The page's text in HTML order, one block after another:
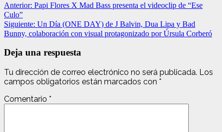
Anterior: Papi Flores X Mad Bass presenta el videoclip de “Ese
Culo”
Siguiente: Un Día (ONE DAY) de J Balvin, Dua Lipa y Bad
Bunny, colaboración con visual protagonizado por Úrsula Corberó
Deja una respuesta
Tu dirección de correo electrónico no será publicada. Los
campos obligatorios están marcados con *
Comentario *